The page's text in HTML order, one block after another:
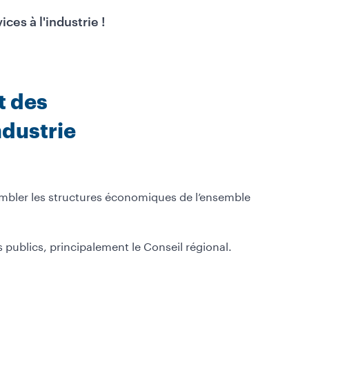
à l'industrie !
des
les structures économiques de l’ensemble
publics, principalement le Conseil régional.